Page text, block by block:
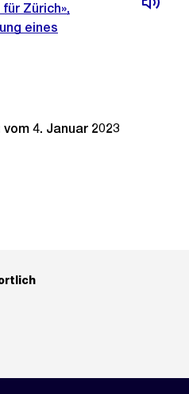
Zürich»,
eines
4. Januar 2023